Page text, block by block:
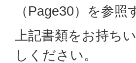
（Page30）を参照
上記書類をお持ち
しください。